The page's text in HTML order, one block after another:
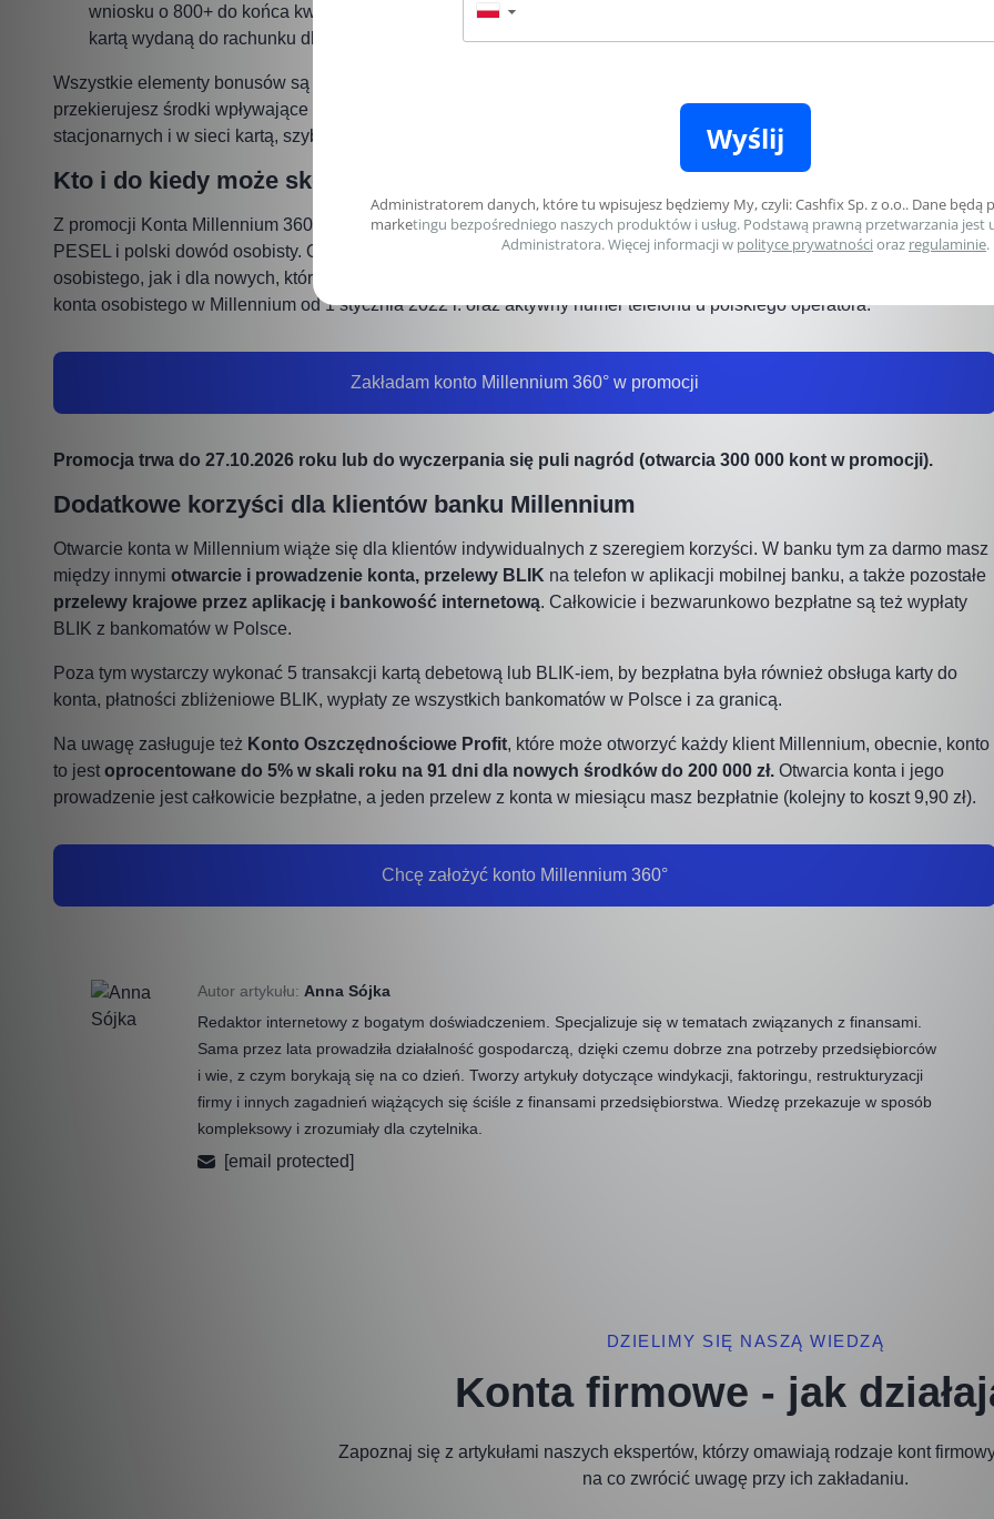
wniosku o 800+ do końca kwietnia przez system bankowy. Dodatkowym warunkiem jest wykonanie 3 transakcji
kartą wydaną do rachunku dla dziecka.
Wszystkie elementy bonusów są bardzo proste do zdobycia, wystarczy korzystać aktywnie z rachunku. Jeśli
przekierujesz środki wpływające do Ciebie z tytułu wynagrodzenia na to konto i będziesz płacił za zakupy w sklepach
stacjonarnych i w sieci kartą, szybko osiągniesz wymagane limity.
Kto i do kiedy może skorzystać z promocji Konta Millennium 360°?
Z promocji Konta Millennium 360° mogą skorzystać osoby pełnoletnie z polskim obywatelstwem, posiadające numer
PESEL i polski dowód osobisty. Oferta jest dostępna zarówno dla obecnych klientów, którzy nie mają jeszcze konta
osobistego, jak i dla nowych, którzy otworzą konto w trakcie trwania promocji. Warunkiem jest m.in. brak posiadania
konta osobistego w Millennium od 1 stycznia 2022 r. oraz aktywny numer telefonu u polskiego operatora.
Zakładam konto Millennium 360° w promocji
Promocja trwa do 27.10.2026 roku lub do wyczerpania się puli nagród (otwarcia 300 000 kont w promocji).
Dodatkowe korzyści dla klientów banku Millennium
Otwarcie konta w Millennium wiąże się dla klientów indywidualnych z szeregiem korzyści. W banku tym za darmo masz
między innymi otwarcie i prowadzenie konta, przelewy BLIK na telefon w aplikacji mobilnej banku, a także pozostałe
przelewy krajowe przez aplikację i bankowość internetową. Całkowicie i bezwarunkowo bezpłatne są też wypłaty
BLIK z bankomatów w Polsce.
Poza tym wystarczy wykonać 5 transakcji kartą debetową lub BLIK-iem, by bezpłatna była również obsługa karty do
konta, płatności zbliżeniowe BLIK, wypłaty ze wszystkich bankomatów w Polsce i za granicą.
Na uwagę zasługuje też Konto Oszczędnościowe Profit, które może otworzyć każdy klient Millennium, obecnie, konto
to jest oprocentowane do 5% w skali roku na 91 dni dla nowych środków do 200 000 zł. Otwarcia konta i jego
prowadzenie jest całkowicie bezpłatne, a jeden przelew z konta w miesiącu masz bezpłatnie (kolejny to koszt 9,90 zł).
Chcę założyć konto Millennium 360°
Autor artykułu: Anna Sójka
Redaktor internetowy z bogatym doświadczeniem. Specjalizuje się w tematach związanych z finansami.
Sama przez lata prowadziła działalność gospodarczą, dzięki czemu dobrze zna potrzeby przedsiębiorców
i wie, z czym borykają się na co dzień. Tworzy artykuły dotyczące windykacji, faktoringu, restrukturyzacji
firmy i innych zagadnień wiążących się ściśle z finansami przedsiębiorstwa. Wiedzę przekazuje w sposób
kompleksowy i zrozumiały dla czytelnika.
[email protected]
DZIELIMY SIĘ NASZĄ WIEDZĄ
Konta firmowe - jak
Zapoznaj się z artykułami naszych ekspertów, którzy omawiają rodzaje kont
na co zwrócić uwagę przy ich zakładaniu.